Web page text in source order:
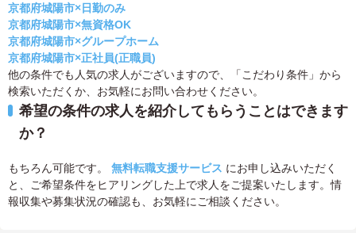
京都府城陽市×日勤のみ
京都府城陽市×無資格OK
京都府城陽市×グループホーム
京都府城陽市×正社員(正職員)
他の条件でも人気の求人がございますので、「こだわり条件」から
検索いただくか、お気軽にお問い合わせください。
希望の条件の求人を紹介してもらうことはできます
か？
もちろん可能です。 無料転職支援サービス にお申し込みいただく
と、ご希望条件をヒアリングした上で求人をご提案いたします。情
報収集や募集状況の確認も、お気軽にご相談ください。